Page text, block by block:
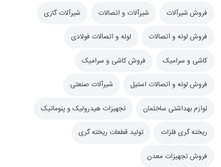
فروش شیرآلات
شیرآلات و اتصالات شیرآلات گازی
فروش لوله و اتصالات لوله و اتصالات فولادی
کاشی و سرامیک فروش کاشی و سرامیک
فروش لوله و اتصالات استیل شیرآلات صنعتی
لوازم بهداشتی ساختمان تجهیزات هیدرولیک و پنوماتیک
ریخته گری فلزات تولید قطعات ریخته گری
فروش تجهیزات معدن